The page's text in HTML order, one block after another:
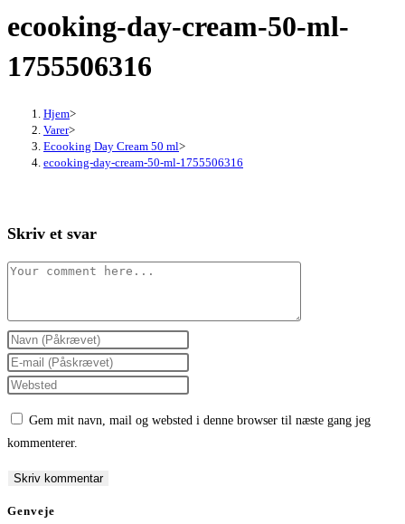
ecooking-day-cream-50-ml-
1755506316
Hjem>
Varer>
Ecooking Day Cream 50 ml>
ecooking-day-cream-50-ml-1755506316
Skriv et svar
Comment
Enter
your
name
comment
Enter
your
comment
Enter
(optional)
Gem mit navn, mail og websted i denne browser til næste gang jeg
kommenterer.
Genveje